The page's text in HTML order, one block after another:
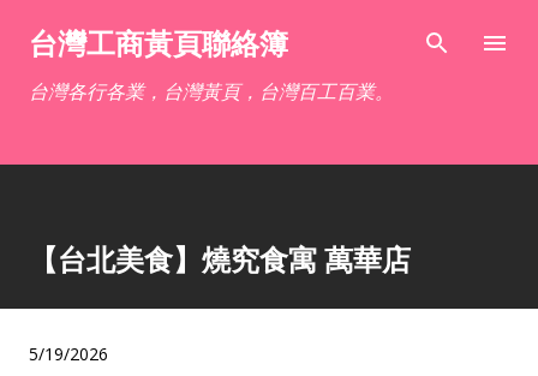
跳到主要內容
台灣工商黃頁聯絡簿
台灣各行各業，台灣黃頁，台灣百工百業。
【台北美食】燒究食寓 萬華店
5/19/2026